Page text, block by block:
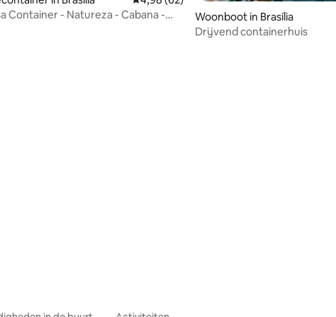
Container - Natureza - Cabana -
Woonboot in Brasília
Drijvend containerhuis